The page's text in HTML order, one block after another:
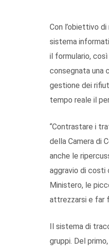
Con l’obiettivo
sistema
il formulario,
consegnata una
gestione dei
tempo reale il
“Contrastare i
della Camera di
anche le
aggravio di costi
Ministero, le
attrezzarsi e far
Il sistema di
gruppi. Del